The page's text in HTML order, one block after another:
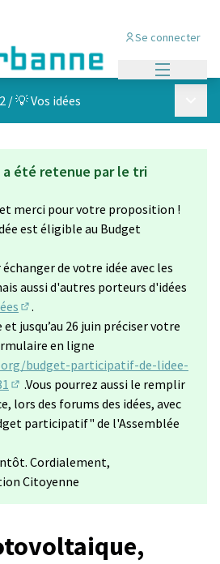
Se connecter
/💡 Vos idées
été retenue par le tri
merci pour votre proposition !
est éligible au Budget
de votre idée avec les
aussi d'autres porteurs d'idées
(S'ouvre dans un nouvel onglet)
.
jusqu’au 26 juin préciser votre
en ligne
budget-participatif-de-lidee-
(Lien externe)
.Vous pourrez aussi le remplir
lors des forums des idées, avec
participatif" de l'Assemblée
Cordialement,
Citoyenne